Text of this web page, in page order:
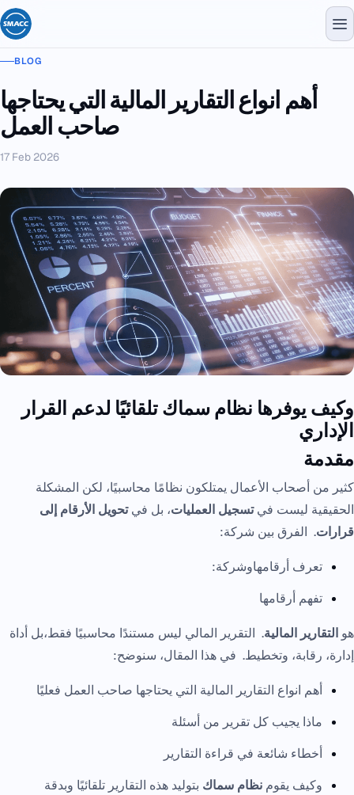
BLOG
أهم انواع التقارير المالية التي يحتاجها
صاحب العمل
17 Feb 2026
وكيف يوفرها نظام سماك تلقائيًا لدعم القرار
الإداري
مقدمة
كثير من أصحاب الأعمال يمتلكون نظامًا محاسبيًا، لكن المشكلة
الحقيقية ليست فيتسجيل العمليات، بل فيتحويل الأرقام إلى
قرارات. الفرق بين شركة:
تعرف أرقامهاوشركة:
تفهم أرقامها
هو التقارير المالية. التقرير المالي ليس مستندًا محاسبيًا فقط،بل أداة
إدارة، رقابة، وتخطيط. في هذا المقال، سنوضح:
أهم انواع التقارير المالية التي يحتاجها صاحب العمل فعليًا
ماذا يجيب كل تقرير من أسئلة
أخطاء شائعة في قراءة التقارير
وكيف يقوم نظام سماك بتوليد هذه التقارير تلقائيًا وبدقة